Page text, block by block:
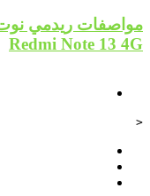
Redmi Note 13 4G
<